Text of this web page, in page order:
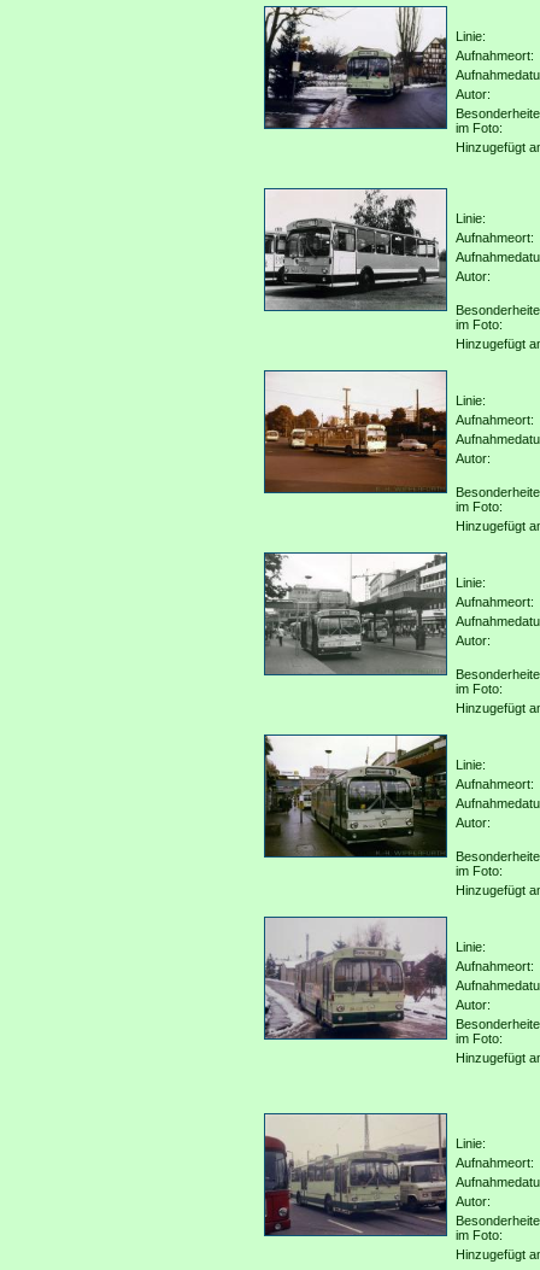
Linie:
Aufnahmeort:
Autor:
im Foto:
Hinzugefügt
Linie:
Aufnahmeort:
Autor:
im Foto:
Hinzugefügt
Linie:
Aufnahmeort:
Autor:
im Foto:
Hinzugefügt
Linie:
Aufnahmeort:
Autor:
im Foto:
Hinzugefügt
Linie:
Aufnahmeort:
Autor:
im Foto:
Hinzugefügt
Linie:
Aufnahmeort:
Autor:
im Foto:
Hinzugefügt
Linie:
Aufnahmeort:
Autor:
im Foto:
Hinzugefügt